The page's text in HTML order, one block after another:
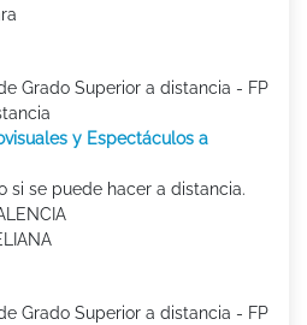
Grado Superior a distancia - FP
y Espectáculos a
si se puede hacer a distancia.
Grado Superior a distancia - FP